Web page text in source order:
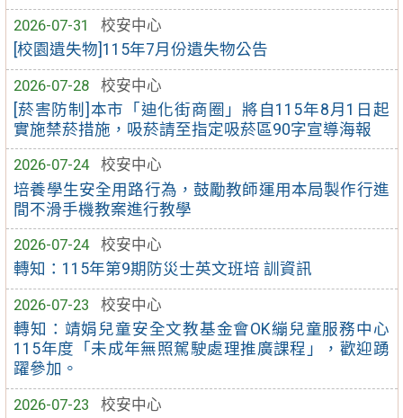
2026-07-31
校安中心
[校園遺失物]115年7月份遺失物公告
2026-07-28
校安中心
[菸害防制]本市「迪化街商圈」將自115年8月1日起
實施禁菸措施，吸菸請至指定吸菸區90字宣導海報
2026-07-24
校安中心
培養學生安全用路行為，鼓勵教師運用本局製作行進
間不滑手機教案進行教學
2026-07-24
校安中心
轉知：115年第9期防災士英文班培 訓資訊
2026-07-23
校安中心
轉知：靖娟兒童安全文教基金會OK繃兒童服務中心
115年度「未成年無照駕駛處理推廣課程」，歡迎踴
躍參加。
2026-07-23
校安中心